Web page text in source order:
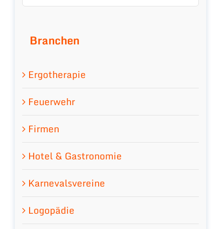
Branchen
Ergotherapie
Feuerwehr
Firmen
Hotel & Gastronomie
Karnevalsvereine
Logopädie